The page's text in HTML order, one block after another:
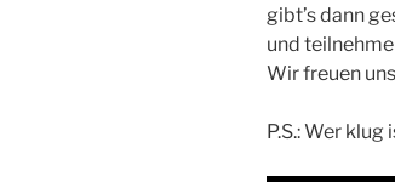
gibt’s dann
und
Wir freuen
P.S.: Wer